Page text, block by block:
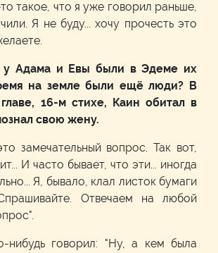
такое, что я уже говорил раньше,
Я не буду... хочу прочесть это
у Адама и Евы были в Эдеме их
на земле были ещё люди? В
16-м стихе, Каин обитал в
свою жену.
замечательный вопрос. Так вот,
И часто бывает, что эти... иногда
Я, бывало, клал листок бумаги
Отвечаем на любой
нибудь говорил: "Ну, а кем была